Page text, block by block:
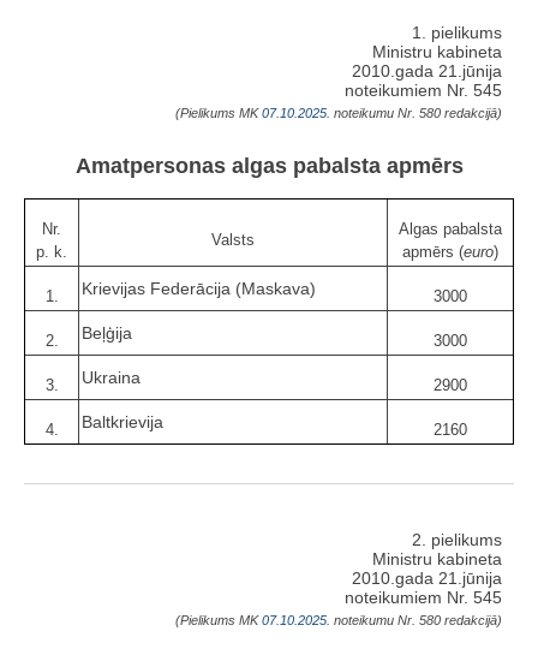
1. pielikums
Ministru kabineta
2010.gada 21.jūnija
noteikumiem Nr. 545
(Pielikums MK07.10.2025. noteikumu Nr. 580 redakcijā)
Amatpersonas algas pabalsta apmērs
Nr.
p. k.
Valsts
Algas pabalsta
apmērs (euro)
1. Krievijas Federācija (Maskava) 3000
2. Beļģija 3000
3. Ukraina 2900
4. Baltkrievija 2160
2. pielikums
Ministru kabineta
2010.gada 21.jūnija
noteikumiem Nr. 545
(Pielikums MK07.10.2025. noteikumu Nr. 580 redakcijā)